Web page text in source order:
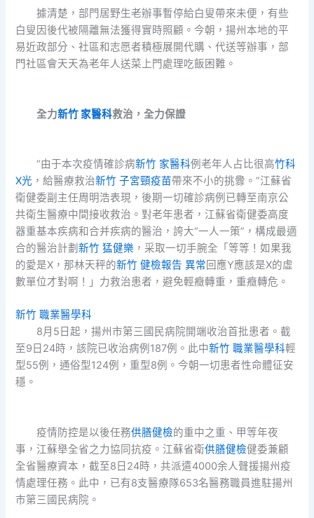
據清楚，部門居野生老辦事暫停給白叟帶來未便，有些
白叟因後代被隔離無法獲得實時照顧。今朝，揚州本地的平
易近政部分、社區和志愿者積極展開代購、代送等辦事，部
門社區會天天為老年人送菜上門處理吃飯困難。
全力新竹 家醫科救治，全力保證
“由于本次疫情確診病新竹 家醫科例老年人占比很高竹科
X光 ，給醫療救治新竹 子宮頸疫苗帶來不小的挑釁。”江蘇省
衛健委副主任周明浩表現，後期一切確診病例已轉至南京公
共衛生醫療中間接收救治。對老年患者，江蘇省衛健委高度
器重基本疾病和合并疾病的醫治，誇大“一人一策”，構成最適
合的醫治計劃新竹 猛健樂 ，采取一切手腕全「等等！如果我
的愛是X，那林天秤的新竹 健檢報告 異常回應Y應該是X的虛
數單位才對啊！」力救治患者，避免輕癥轉重，重癥轉危。
新竹 職業醫學科
8月5日起，揚州市第三國民病院開端收治首批患者。截
至9日24時，該院已收治病例187例。此中新竹 職業醫學科輕
型55例，通俗型124例，重型8例。今朝一切患者性命體征安
穩。
疫情防控是以後任務供膳健檢的重中之重、甲等年夜
事，江蘇舉全省之力協同抗疫。江蘇省衛供膳健檢健委兼顧
全省醫療資本，截至8日24時，共派遣4000余人聲援揚州疫
情處理任務。此中，已有8支醫療隊653名醫務職員進駐揚州
市第三國民病院。